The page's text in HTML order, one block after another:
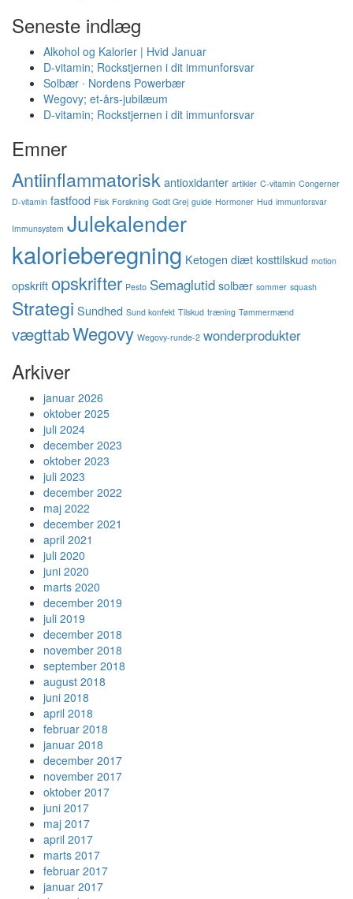
Seneste indlæg
Alkohol og Kalorier | Hvid Januar
D-vitamin; Rockstjernen i dit immunforsvar
Solbær ∙ Nordens Powerbær
Wegovy; et-års-jubilæum
D-vitamin; Rockstjernen i dit immunforsvar
Emner
Antiinflammatoriskantioxidanter artikler C-vitamin Congerner
D-vitamin fastfood Fisk Forskning Godt Grej guide Hormoner Hud immunforsvar
Immunsystem Julekalender
kalorieberegning Ketogen diætkosttilskud motion
opskriftopskrifter Pesto Semaglutidsolbær sommer squash
Strategi Sundhed Sund konfekt Tilskud træning Tømmermænd
vægttabWegovy Wegovy-runde-2 wonderprodukter
Arkiver
januar 2026
oktober 2025
juli 2024
december 2023
oktober 2023
juli 2023
december 2022
maj 2022
december 2021
april 2021
juli 2020
juni 2020
marts 2020
december 2019
juli 2019
december 2018
november 2018
september 2018
august 2018
juni 2018
april 2018
februar 2018
januar 2018
december 2017
november 2017
oktober 2017
juni 2017
maj 2017
april 2017
marts 2017
februar 2017
januar 2017